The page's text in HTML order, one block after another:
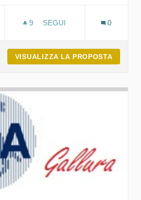
9 9 SOSTENITORI
SEGUI
0
VISUALIZZA LA PROPOSTA